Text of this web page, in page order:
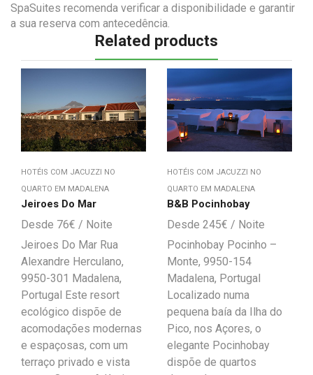
SpaSuites recomenda verificar a disponibilidade e garantir
a sua reserva com antecedência.
Related products
HOTÉIS COM JACUZZI NO
QUARTO EM MADALENA
Jeiroes Do Mar
76€
Jeiroes Do Mar Rua
Alexandre Herculano,
9950-301 Madalena,
Portugal Este resort
ecológico dispõe de
acomodações modernas
e espaçosas, com um
terraço privado e vista
HOTÉIS COM JACUZZI NO
QUARTO EM MADALENA
B&B Pocinhobay
245€
Pocinhobay Pocinho –
Monte, 9950-154
Madalena, Portugal
Localizado numa
pequena baía da Ilha do
Pico, nos Açores, o
elegante Pocinhobay
dispõe de quartos